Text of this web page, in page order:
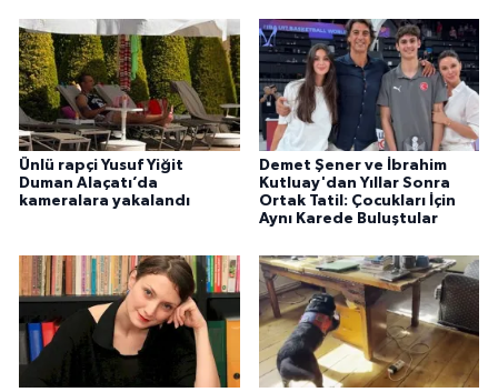
Ünlü rapçi Yusuf Yiğit
Duman Alaçatı’da
kameralara yakalandı
Demet Şener ve İbrahim
Kutluay'dan Yıllar Sonra
Ortak Tatil: Çocukları İçin
Aynı Karede Buluştular